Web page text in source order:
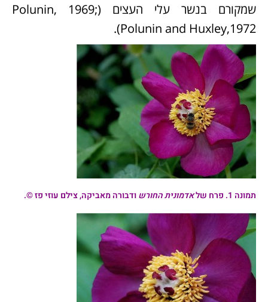
שמקורם בנשר עלי העצים (Polunin, 1969;
Polunin and Huxley,1972).
תמונה 1. פרח שלאדמונית החורשודבורה מאביקה, צילם עוזי פז ©.